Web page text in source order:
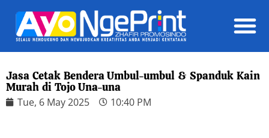
Jasa Cetak Bendera Umbul-umbul & Spanduk Kain
Murah di Tojo Una-una
Tue, 6 May 2025 10:40 PM